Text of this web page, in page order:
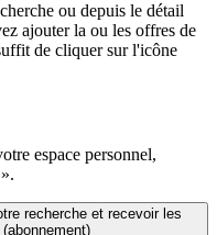
ou depuis le détail
ajouter la ou les offres de
de cliquer sur l'icône
espace personnel,
recherche et recevoir les